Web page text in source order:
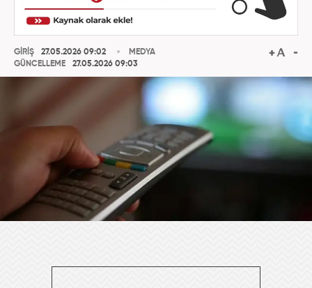
GİRİŞ
27.05.2026 09:02
GÜNCELLEME
27.05.2026 09:03
MEDYA